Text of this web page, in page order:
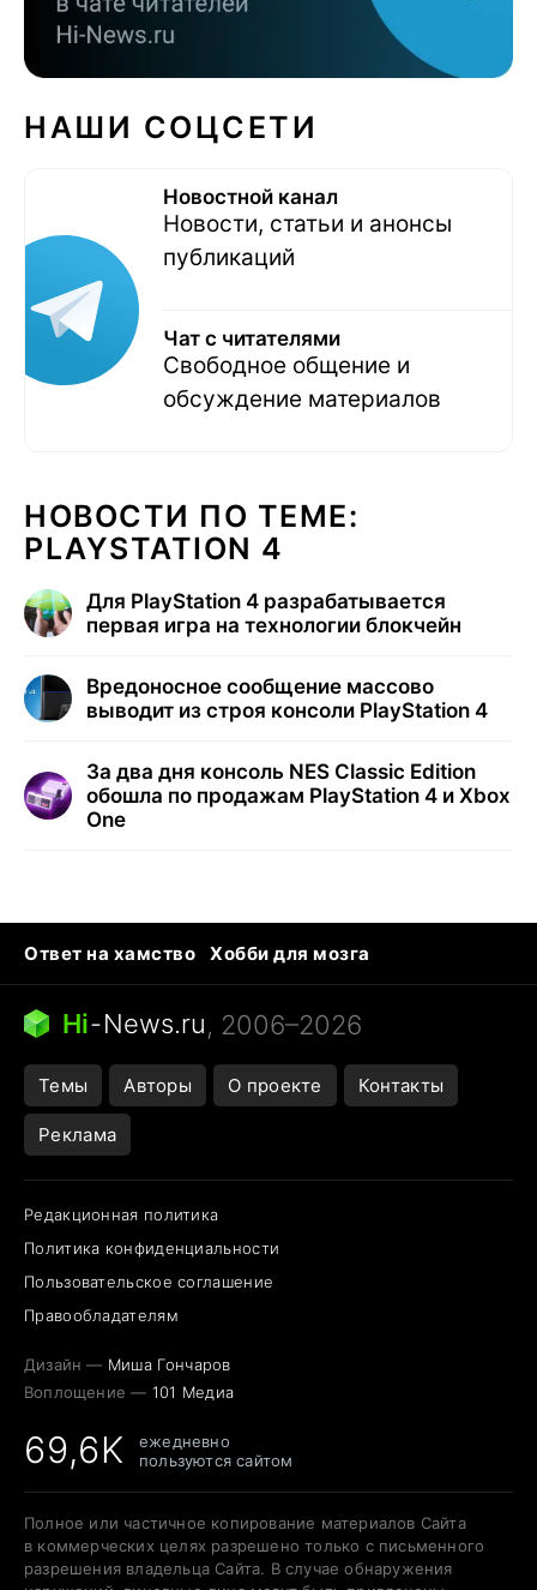
НАШИ СОЦСЕТИ
Новостной канал
Новости, статьи и анонсы
публикаций
Чат с читателями
Свободное общение и
обсуждение материалов
НОВОСТИ ПО ТЕМЕ:
PLAYSTATION 4
Для PlayStation 4 разрабатывается
первая игра на технологии блокчейн
Вредоносное сообщение массово
выводит из строя консоли PlayStation 4
За два дня консоль NES Classic Edition
обошла по продажам PlayStation 4 и Xbox
One
Ответ на хамство
Хобби для мозга
Бензин 100 и 95
Тунцы в океанариуме
Следующая пандемия
Hi-News.ru, 2006–2026
Темы Авторы О проекте Контакты
Реклама
Редакционная политика
Политика конфиденциальности
Пользовательское соглашение
Правообладателям
Дизайн — Миша Гончаров
Воплощение — 101 Медиа
69,6K
ежедневно
пользуются сайтом
Полное или частичное копирование материалов Сайта
в коммерческих целях разрешено только с письменного
разрешения владельца Сайта. В случае обнаружения